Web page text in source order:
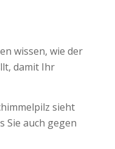
wissen, wie der
damit Ihr
sieht
Sie auch gegen